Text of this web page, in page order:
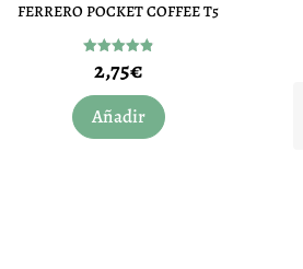
FERRERO POCKET COFFEE T5
Valorado
con
2,75€
Añadir